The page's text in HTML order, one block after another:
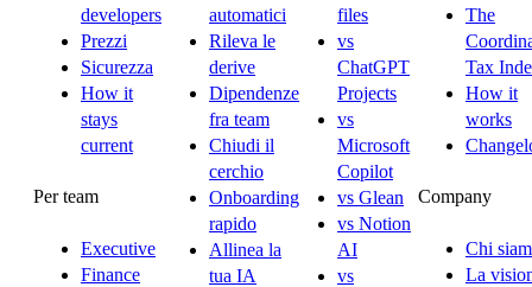
developers
Prezzi
Sicurezza
How it
stays
current
Per team
Executive
Finance
automatici
Rileva le
derive
Dipendenze
fra team
Chiudi il
cerchio
Onboarding
rapido
Allinea la
tua IA
files
vs
ChatGPT
Projects
vs
Microsoft
Copilot
vs Glean
vs Notion
AI
vs
The
Tax
How it
works
Company
Chi
La